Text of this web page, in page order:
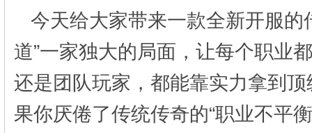
今天给大家带来一款全新开服
道”一家独大的局面，让每个职业
还是团队玩家，都能靠实力拿到
果你厌倦了传统传奇的“职业不平